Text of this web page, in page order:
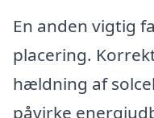
En anden vigtig
placering.
hældning af
påvirke